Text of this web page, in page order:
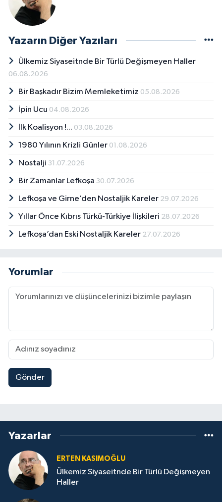
Yazarın Diğer Yazıları
Ülkemiz Siyaseitnde Bir Türlü Değişmeyen Haller
06.08.2026
Bir Başkadır Bizim Memleketimiz 05.08.2026
İpin Ucu 04.08.2026
İlk Koalisyon !... 03.08.2026
1980 Yılının Krizli Günler 01.08.2026
Nostalji 31.07.2026
Bir Zamanlar Lefkoşa 30.07.2026
Lefkoşa ve Girne’den Nostaljik Kareler 29.07.2026
Yıllar Önce Kıbrıs Türkü-Türkiye İlişkileri 28.07.2026
Lefkoşa’dan Eski Nostaljik Kareler 27.07.2026
Yorumlar
Gönder
Yazarlar
ERTEN KASIMOĞLU
Ülkemiz Siyaseitnde Bir Türlü Değişmeyen
Haller